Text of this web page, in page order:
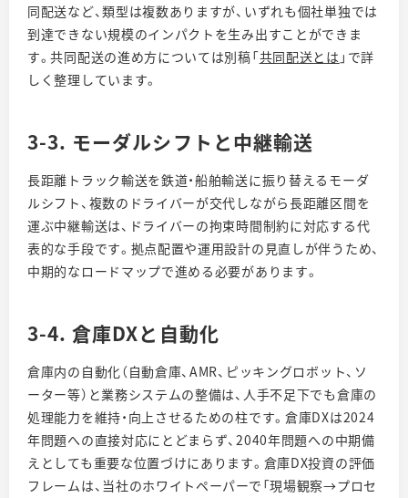
同配送など、類型は複数ありますが、いずれも個社単独では
到達できない規模のインパクトを生み出すことができま
す。共同配送の進め方については別稿「共同配送とは 」で詳
しく整理しています。
3-3. モーダルシフトと中継輸送
長距離トラック輸送を鉄道・船舶輸送に振り替えるモーダ
ルシフト、複数のドライバーが交代しながら長距離区間を
運ぶ中継輸送は、ドライバーの拘束時間制約に対応する代
表的な手段です。拠点配置や運用設計の見直しが伴うため、
中期的なロードマップで進める必要があります。
3-4. 倉庫DXと自動化
倉庫内の自動化（自動倉庫、AMR、ピッキングロボット、ソ
ーター等）と業務システムの整備は、人手不足下でも倉庫の
処理能力を維持・向上させるための柱です。倉庫DXは2024
年問題への直接対応にとどまらず、2040年問題への中期備
えとしても重要な位置づけにあります。倉庫DX投資の評価
フレームは、当社のホワイトペーパーで「現場観察→プロセ